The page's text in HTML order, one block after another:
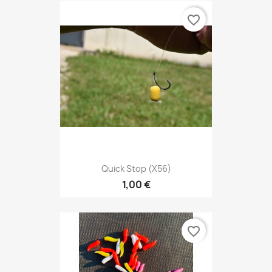
Quick Stop (X56)
1,00 €
favorite_border
favorite_border